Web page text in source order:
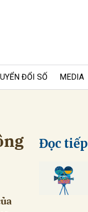
ĐỔI SỐ MEDIA
Đọc tiếp
Gửi